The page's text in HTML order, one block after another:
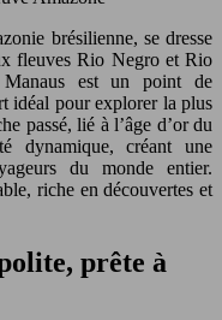
brésilienne, se dresse
fleuves Rio Negro et Rio
Manaus est un point de
idéal pour explorer la plus
passé, lié à l’âge d’or du
dynamique, créant une
du monde entier.
riche en découvertes et
prête à